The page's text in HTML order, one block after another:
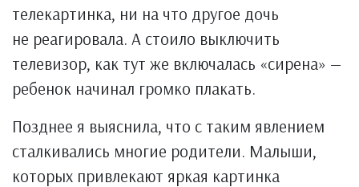
телекартинка, ни на что другое дочь
не реагировала. А стоило выключить
телевизор, как тут же включалась «сирена» —
ребенок начинал громко плакать.
Позднее я выяснила, что с таким явлением
сталкивались многие родители. Малыши,
которых привлекают яркая картинка